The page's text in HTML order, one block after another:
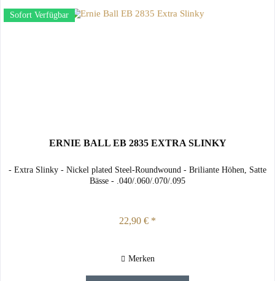
Sofort Verfügbar
ERNIE BALL EB 2835 EXTRA SLINKY
- Extra Slinky - Nickel plated Steel-Roundwound - Briliante Höhen, Satte
Bässe - .040/.060/.070/.095
22,90 € *
Merken